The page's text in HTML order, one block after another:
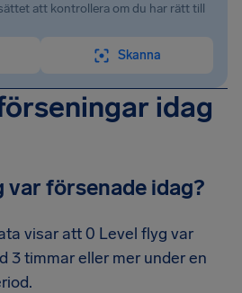
att kontrollera om du har rätt till
Skanna
idag
var försenade idag?
visar att 0 Level flyg var
3 timmar eller mer under en